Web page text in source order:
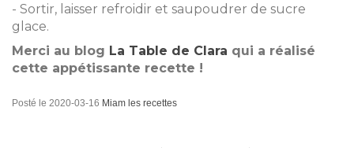
- Sortir, laisser refroidir et saupoudrer de sucre
glace.
Merci au blog La Table de Clara qui a réalisé
cette appétissante recette !
Posté le 2020-03-16 Miam les recettes